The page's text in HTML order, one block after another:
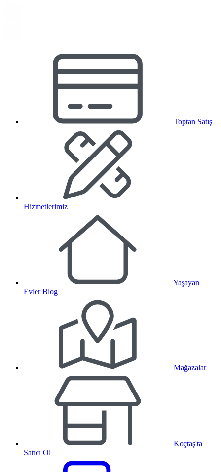
Toptan Satış
Hizmetlerimiz
Yaşayan
Evler Blog
Mağazalar
Koçtaş'ta
Satıcı Ol